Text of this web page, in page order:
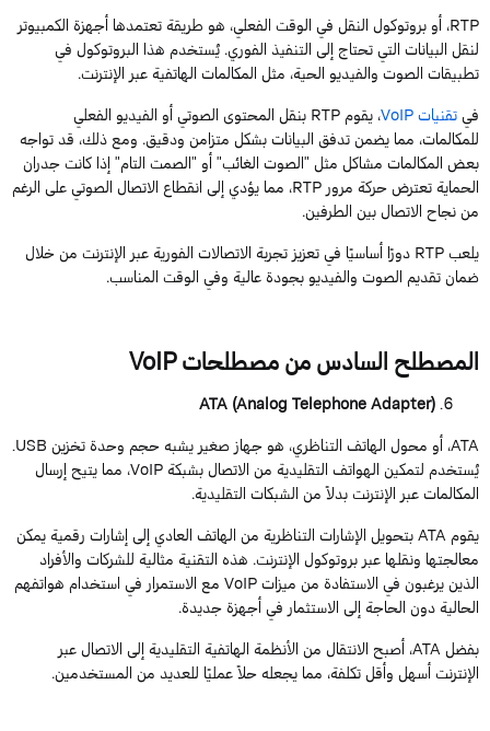
RTP،أوبروتوكولالنقلفيالوقتالفعلي، هو طريقةتعتمدهاأجهزةالكمبيوتر
لنقلالبياناتالتيتحتاجإلىالتنفيذالفوري.يُستخدمهذا البروتوكولفي
تطبيقاتالصوتوالفيديو الحية، مثلالمكالماتالهاتفيةعبرالإنترنت.
فيتقنياتVoIP،يقومRTPبنقلالمحتوىالصوتيأو الفيديو الفعلي
للمكالمات، ممايضمنتدفقالبياناتبشكلمتزامنودقيق. ومعذلك،قدتواجه
بعضالمكالماتمشاكلمثل"الصوتالغائب"أو "الصمتالتام"إذاكانتجدران
الحمايةتعترضحركةمرورRTP، مما يؤدي إلى انقطاع الاتصال الصوتي على الرغم
من نجاح الاتصال بين الطرفين.
يلعبRTPدورًا أساسيًا في تعزيز تجربة الاتصالات الفورية عبر الإنترنت من خلال
ضمان تقديم الصوت والفيديو بجودة عالية وفي الوقت المناسب.
المصطلحالسادسمنمصطلحاتVoIP
ATA (AnalogTelephoneAdapter)
ATA،أو محولالهاتفالتناظري، هوجهازصغيريشبهحجموحدةتخزينUSB
.
يُستخدملتمكينالهواتفالتقليديةمنالاتصالبشبكةVoIP، مما يتيح إرسال
المكالمات عبر الإنترنت بدلاً من الشبكات التقليدية.
يقومATAبتحويلالإشاراتالتناظريةمنالهاتفالعاديإلىإشاراترقميةيمكن
معالجتها ونقلهاعبربروتوكولالإنترنت. هذهالتقنيةمثاليةللشركاتوالأفراد
الذينيرغبونفيالاستفادةمنميزاتVoIPمع الاستمرار في استخدام هواتفهم
الحالية دون الحاجة إلى الاستثمار في أجهزة جديدة.
بفضلATA، أصبح الانتقال من الأنظمة الهاتفية التقليدية إلى الاتصال عبر
الإنترنت أسهل وأقل تكلفة، مما يجعله حلاً عمليًا للعديد من المستخدمين.